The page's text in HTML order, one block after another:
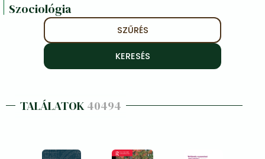
Szociológia
SZŰRÉS
TALÁLATOK40494